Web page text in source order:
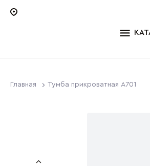
Главная Тумба прикроватная A701